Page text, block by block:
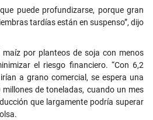
puede profundizarse, porque gran
tardías están en suspenso”, dijo
por planteos de soja con menos
el riesgo financiero. “Con 6,2
a grano comercial, se espera una
de toneladas, cuando un mes
que largamente podría superar